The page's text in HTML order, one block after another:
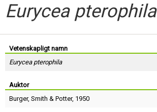
Eurycea pterophila
Vetenskapligt namn
Eurycea pterophila
Auktor
Burger, Smith & Potter, 1950
Användarnamn:
Lösenord: